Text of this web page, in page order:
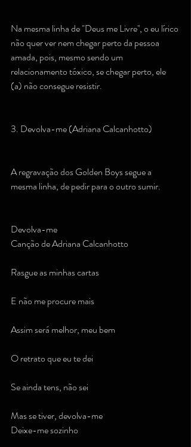
Na mesma linha de "Deus me Livre'', o eu lírico
não quer ver nem chegar perto da pessoa
amada, pois, mesmo sendo um
relacionamento tóxico, se chegar perto, ele
(a) não consegue resistir.
3. Devolva-me (Adriana Calcanhotto)
A regravação dos Golden Boys segue a
mesma linha, de pedir para o outro sumir.
Devolva-me
Canção de Adriana Calcanhotto
Rasgue as minhas cartas
E não me procure mais
Assim será melhor, meu bem
O retrato que eu te dei
Se ainda tens, não sei
Mas se tiver, devolva-me
Deixe-me sozinho